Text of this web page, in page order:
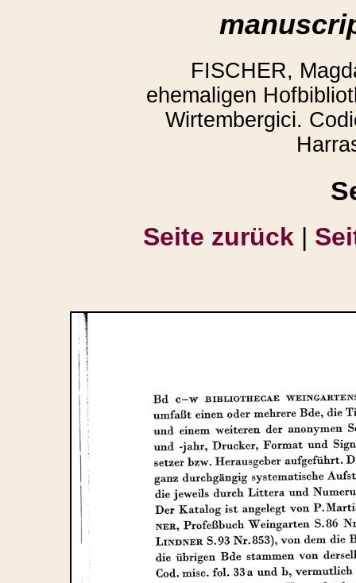
FISCHER,
ehemaligen
Wirtembergici.
Seite zurück |